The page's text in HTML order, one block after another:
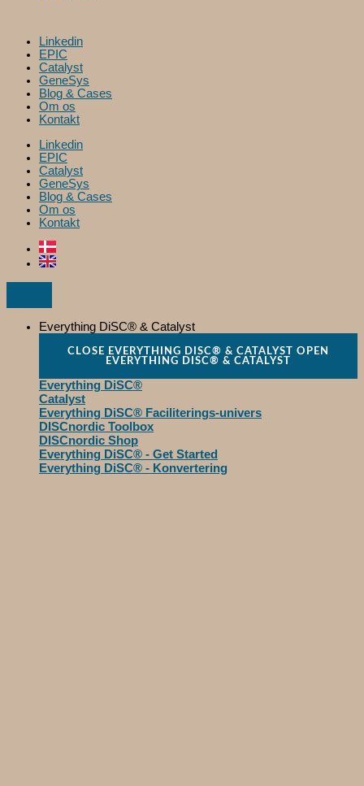
Linkedin
EPIC
Catalyst
GeneSys
Blog & Cases
Om os
Kontakt
Linkedin
EPIC
Catalyst
GeneSys
Blog & Cases
Om os
Kontakt
Everything DiSC® & Catalyst
CLOSE EVERYTHING DISC® & CATALYST OPEN
EVERYTHING DISC® & CATALYST
Everything DiSC®
Catalyst
Everything DiSC® Faciliterings-univers
DISCnordic Toolbox
DISCnordic Shop
Everything DiSC® - Get Started
Everything DiSC® - Konvertering